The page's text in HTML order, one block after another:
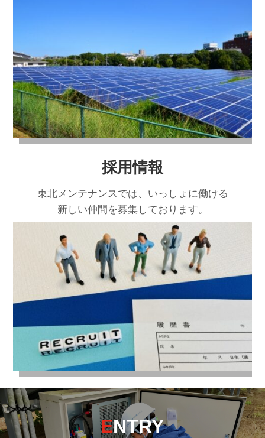
採用情報
東北メンテナンスでは、いっしょに働ける
新しい仲間を募集しております。
ENTRY